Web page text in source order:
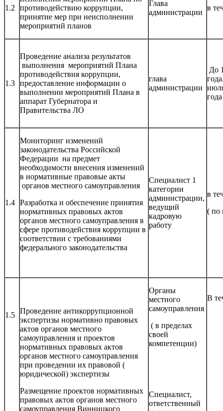
1.2
противодействию коррупции,
принятие мер при неисполнении
мероприятий планов
Глава
администрации
в
1.3
Проведение анализа результатов
выполнения мероприятий Плана
противодействия коррупции,
предоставление информации о
выполнении мероприятий Плана в
аппарат Губернатора и
Правительства ЛО
глава
администрации
До
года
1.4
Мониторинг изменений
законодательства Российской
Федерации на предмет
необходимости внесения изменений
в нормативные правовые акты
органов местного самоуправления
Разработка и обеспечение принятия
нормативных правовых актов
органов местного самоуправления в
сфере противодействия коррупции в
соответствии с требованиями
федерального законодательства
Специалист 1
категории
администрации,
ведущий
кадровую
работу
в
( по
1.5 Проведение антикоррупционной
экспертизы нормативно правовых
актов органов местного
самоуправления и проектов
нормативных правовых актов
органов местного самоуправления
при проведении их правовой (
юридической) экспертизы
Размещение проектов нормативных
правовых актов органов местного
самоуправления Винницкого
Органы
местного
самоуправления
( в пределах
своей
компетенции)
Специалист,
ответственный
В